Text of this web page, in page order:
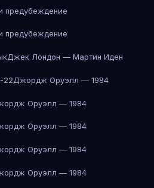
предубеждение
предубеждение
Джек Лондон — Мартин Иден
22Джордж Оруэлл — 1984
Оруэлл — 1984
Оруэлл — 1984
Оруэлл — 1984
Оруэлл — 1984